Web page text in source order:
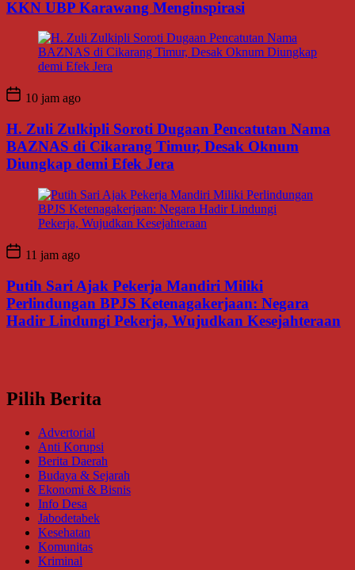
KKN UBP Karawang Menginspirasi
10 jam ago
H. Zuli Zulkipli Soroti Dugaan Pencatutan Nama
BAZNAS di Cikarang Timur, Desak Oknum
Diungkap demi Efek Jera
11 jam ago
Putih Sari Ajak Pekerja Mandiri Miliki
Perlindungan BPJS Ketenagakerjaan: Negara
Hadir Lindungi Pekerja, Wujudkan Kesejahteraan
Pilih Berita
Advertorial
Anti Korupsi
Berita Daerah
Budaya & Sejarah
Ekonomi & Bisnis
Info Desa
Jabodetabek
Kesehatan
Komunitas
Kriminal